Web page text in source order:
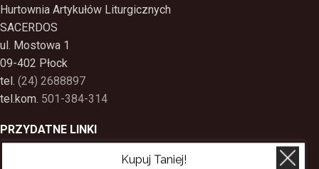
Hurtownia Artykułów Liturgicznych
SACERDOS
ul. Mostowa 1
09-402 Płock
tel. (24) 2688897
tel.kom. 501-384-314
PRZYDATNE LINKI
Kupuj Taniej!